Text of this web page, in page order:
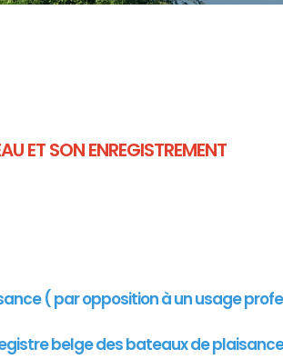
ET SON ENREGISTREMENT
( par opposition à un usage
belge des bateaux de